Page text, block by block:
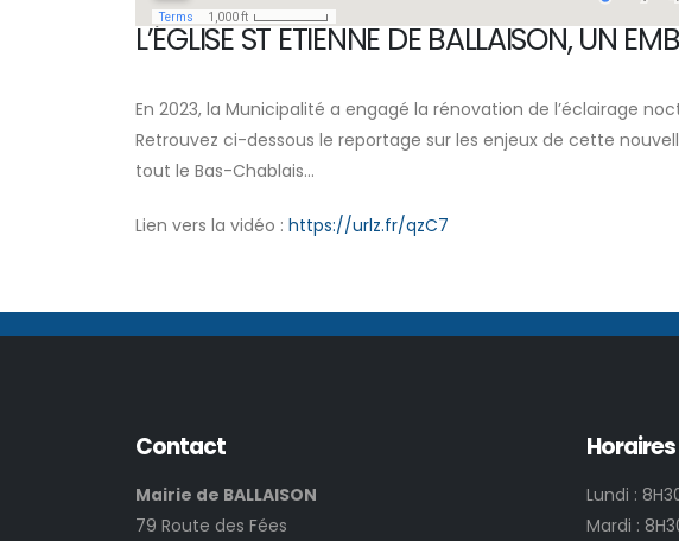
L’ÉGLISE ST ETIENNE DE BALLAISON, UN
En 2023, la Municipalité a engagé la rénovation de l’éclairage
Retrouvez ci-dessous le reportage sur les enjeux de cette
tout le Bas-Chablais...
Lien vers la vidéo : https://urlz.fr/qzC7
Contact
Mairie de BALLAISON
79 Route des Fées
Horaires
Lundi :
Mardi :